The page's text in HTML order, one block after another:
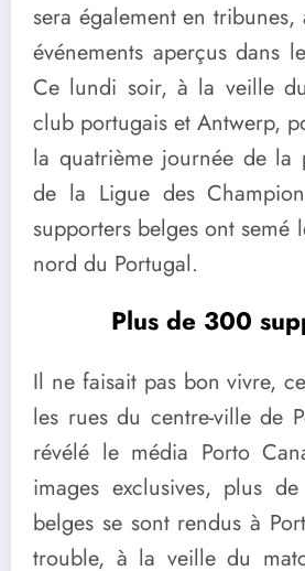
sera également en tribunes,
événements aperçus dans
Ce lundi soir, à la veille
club portugais et Antwerp,
la quatrième journée de la
de la Ligue des
supporters belges ont semé
nord du Portugal.
Plus de 300
Il ne faisait pas bon vivre,
les rues du centre-ville de
révélé le média Porto
images exclusives, plus
belges se sont rendus à
trouble, à la veille du